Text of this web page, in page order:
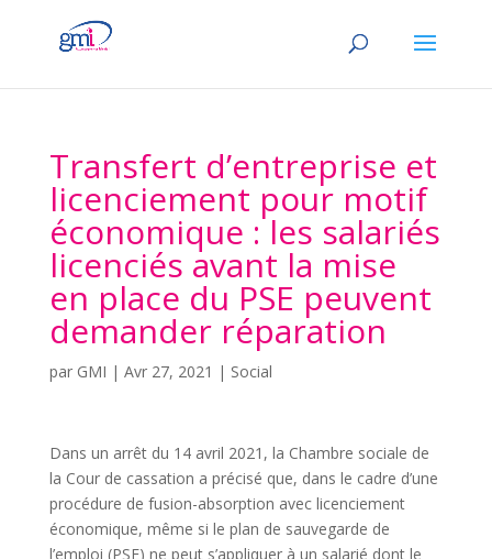
Transfert d’entreprise et
licenciement pour motif
économique : les salariés
licenciés avant la mise
en place du PSE peuvent
demander réparation
par GMI | Avr 27, 2021 | Social
Dans un arrêt du 14 avril 2021, la Chambre sociale de
la Cour de cassation a précisé que, dans le cadre d’une
procédure de fusion-absorption avec licenciement
économique, même si le plan de sauvegarde de
l’emploi (PSE) ne peut s’appliquer à un salarié dont le